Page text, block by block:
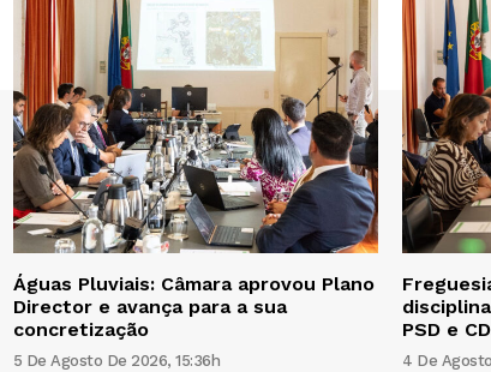
Águas Pluviais: Câmara aprovou Plano
Director e avança para a sua
concretização
5 De Agosto De 2026, 15:36h
PSD e
4 De